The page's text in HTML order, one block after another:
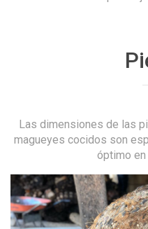
Las dimensiones de las
magueyes cocidos son
óptimo